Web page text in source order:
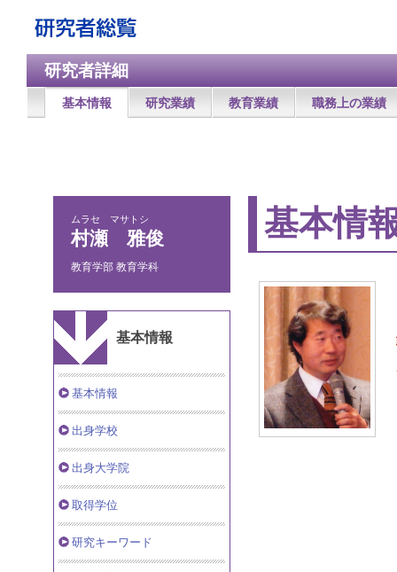
研究者詳細
基本情報 研究業績 教育業績 職務上の業績
ムラセ マサトシ
村瀬 雅俊
教育学部 教育学科
基本情報
基本情報
出身学校
出身大学院
取得学位
研究キーワード
基本情